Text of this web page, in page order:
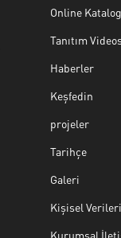
Online Katalog
Tanıtım
Haberler
Keşfedin
projeler
Tarihçe
Galeri
Kişisel